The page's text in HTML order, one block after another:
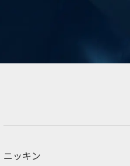
ニッキン